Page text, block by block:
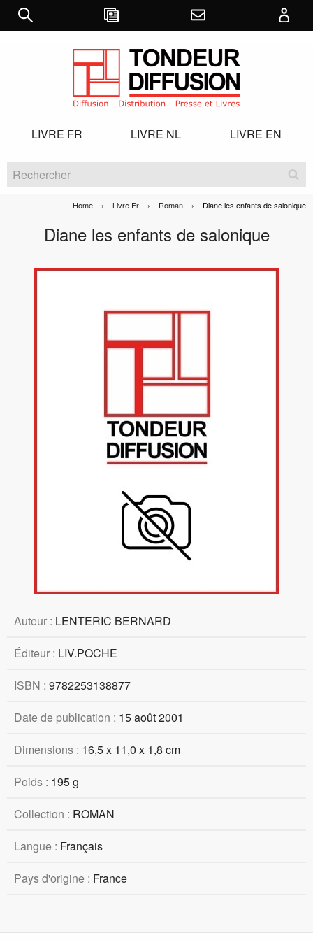
LIVRE FR LIVRE NL LIVRE EN
Home Livre Fr Roman Current:
Diane les enfants de salonique
Diane les enfants de salonique
Auteur : LENTERIC BERNARD
Éditeur : LIV.POCHE
ISBN : 9782253138877
Date de publication : 15 août 2001
Dimensions : 16,5 x 11,0 x 1,8 cm
Poids : 195 g
Collection : ROMAN
Langue : Français
Pays d'origine : France